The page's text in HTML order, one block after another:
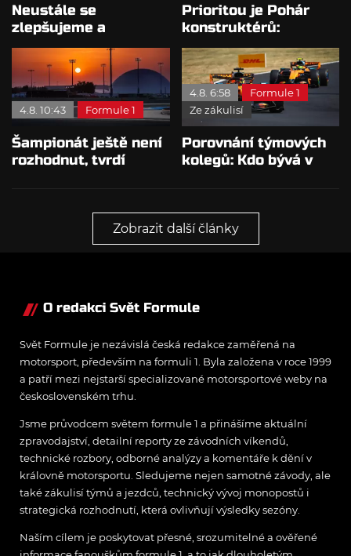
Neustále se
zlepšujeme a
rosteme, chválí Audi
McNish
Prioritou je Pohár
konstruktérů:
Mercedesu je jedno,
kdo zvítězí
4.8. 10:43 Formule 1
Šampionát ještě není
rozhodnut, tvrdí
4.8. 6:58
Formule 1
Ze zákulisí
Porovnání týmových
kolegů: Kdo bývá v
Zobrazit další články
O redakci Svět Formule
Svět Formule je nezávislá česká redakce zaměřená na
motorsport, především na formuli 1. Byla založena v roce 1999
a patří mezi nejstarší specializované motorsportové weby na
československém trhu.
Jsme průvodcem světem formule 1 a přinášíme aktuální
zpravodajství, detailní reporty ze závodních víkendů,
technické rozbory, odborné analýzy a komentáře k dění v
královně motorsportu. Sledujeme nejen samotné závody, ale
také zákulisí týmů a jezdců, technický vývoj monopostů i
strategická rozhodnutí, která ovlivňují výsledky sezóny.
Naším cílem je poskytovat přesné, srozumitelné a ověřené